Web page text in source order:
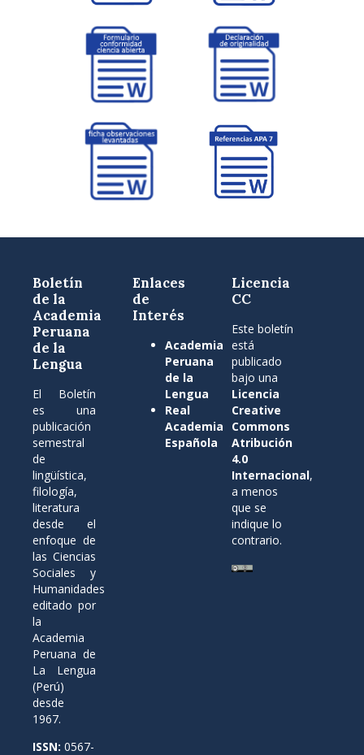
Boletín
de la
Academia
Peruana
de la
Lengua
El Boletín
es una
publicación
semestral
de
lingüística,
filología,
literatura
desde el
enfoque de
las Ciencias
Sociales y
Humanidades
editado por
la
Academia
Peruana de
La Lengua
(Perú)
desde
1967.
ISSN: 0567-
Enlaces
de
Interés
Academia
Peruana
de la
Lengua
Real
Academia
Española
Licencia
CC
Este boletín
está
publicado
bajo una
Licencia
Creative
Commons
Atribución
4.0
Internacional,
a menos
que se
indique lo
contrario.